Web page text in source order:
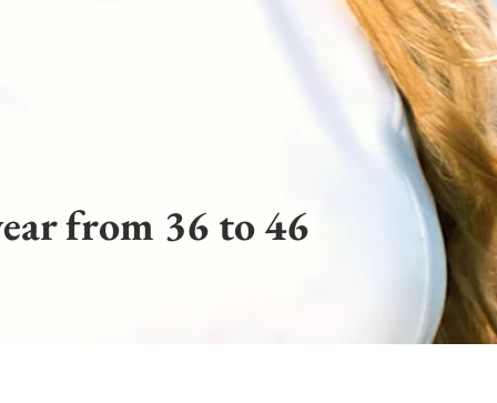
from 36 to 46